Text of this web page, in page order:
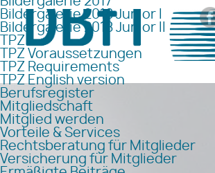
Bildergalerie 2018 Junior I
Bildergalerie 2018 Junior II
TPZ
TPZ Voraussetzungen
TPZ Requirements
TPZ English version
Berufsregister
Mitgliedschaft
Mitglied werden
Vorteile & Services
Rechtsberatung für Mitglieder
Versicherung für Mitglieder